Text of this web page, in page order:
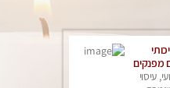
מפנקים
עיסוי